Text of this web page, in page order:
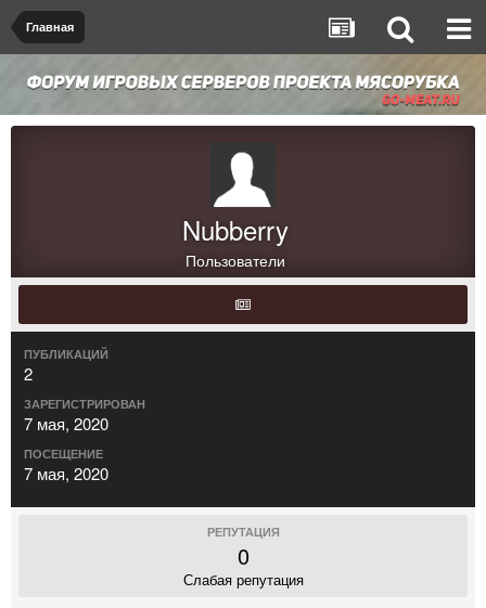
Главная
Nubberry
Пользователи
ПУБЛИКАЦИЙ
2
ЗАРЕГИСТРИРОВАН
7 мая, 2020
ПОСЕЩЕНИЕ
7 мая, 2020
РЕПУТАЦИЯ
0
Слабая репутация